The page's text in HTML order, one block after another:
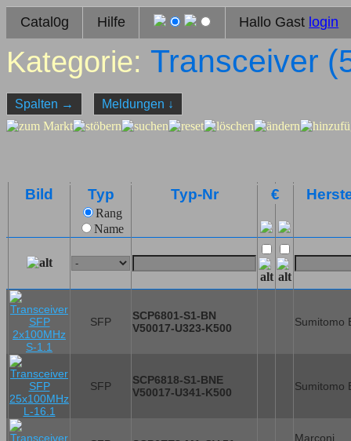
Catal0g Hilfe Hallo Gast login
Kategorie: Transceiver (
Spalten → Meldungen ↓
Bild Typ Typ-Nr €
Rang
Name
SFP
SCP6801-S1-BN
V50017-U323-K500
Sumitomo
SFP
SCP6818-S1-BNE
V50017-U341-K500
Sumitomo
Marconi